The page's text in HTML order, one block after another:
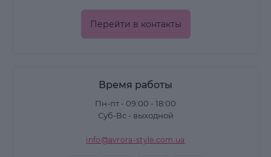
Перейти в контакты
Время работы
Пн-пт - 09:00 - 18:00
Суб-Вс - выходной
info@avrora-style.com.ua